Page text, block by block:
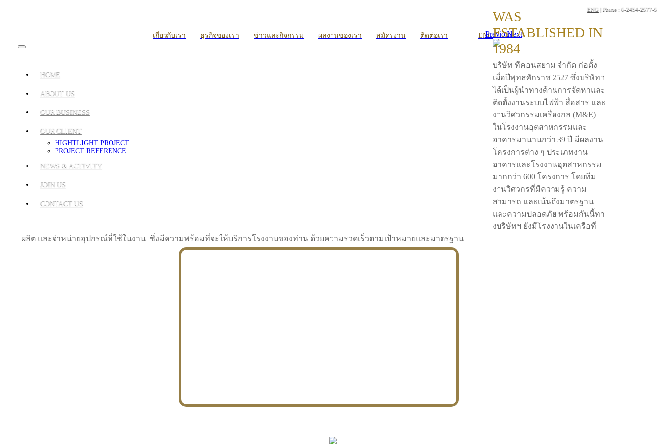
ENG | Phone : 0-2454-2977-9
เกี่ยวกับเรา ธุรกิจของเรา ข่าวและกิจกรรม ผลงานของเรา สมัครงาน ติดต่อเรา | ENG
HOME
ABOUT US
OUR BUSINESS
OUR CLIENT
HIGHTLIGHT PROJECT
PROJECT REFERENCE
NEWS & ACTIVITY
JOIN US
CONTACT US
PreviousNext
WAS
ESTABLISHED IN
1984
บริษัท ทีคอนสยาม จำกัด ก่อตั้ง
เมื่อปีพุทธศักราช 2527 ซึ่งบริษัทฯ
ได้เป็นผู้นำทางด้านการจัดหาและ
ติดตั้งงานระบบไฟฟ้า สื่อสาร และ
งานวิศวกรรมเครื่องกล (M&E)
ในโรงงานอุตสาหกรรมและ
อาคารมานานกว่า 39 ปี มีผลงาน
โครงการต่าง ๆ ประเภทงาน
อาคารและโรงงานอุตสาหกรรม
มากกว่า 600 โครงการ โดยทีม
งานวิศวกรที่มีความรู้ ความ
สามารถ และเน้นถึงมาตรฐาน
และความปลอดภัย พร้อมกันนี้ทา
งบริษัทฯ ยังมีโรงงานในเครือที่
ผลิต และจำหน่ายอุปกรณ์ที่ใช้ในงาน ซึ่งมีความพร้อมที่จะให้บริการโรงงานของท่าน ด้วยความรวดเร็วตามเป้าหมายและมาตรฐาน